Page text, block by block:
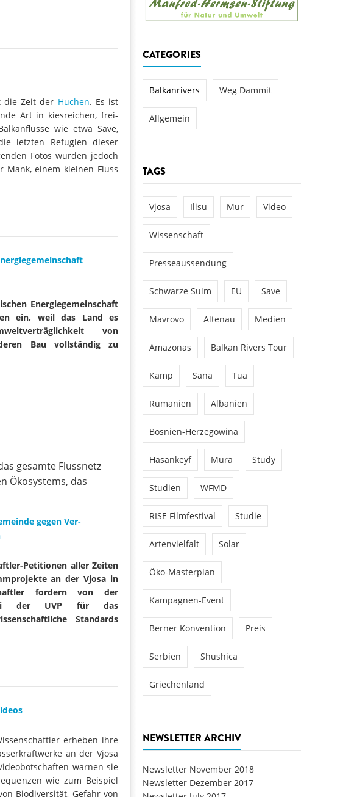
Wasserkraftwerks Ulog verursacht
Erfolg für den Kamp: Aus für
die Zeit der Huchen. Es ist
Art in kiesreichen, frei-
wie etwa Save,
letzten Refugien dieser
Fotos wurden jedoch
einem kleinen Fluss
Energiegemeinschaft
ein, weil das Land es
von
Bau vollständig zu
gesamte Flussnetz
Ökosystems, das
gegen Ver-
Petitionen aller Zeiten
an der Vjosa in
fordern von der
bei der UVP für das
Standards
erheben ihre
an der Vjosa
warnen sie
wie zum Beispiel
Biodiversität, Gefahr von
CATEGORIES
Balkanrivers Weg Dammit
Allgemein
TAGS
Vjosa Ilisu Mur Video
Wissenschaft
Presseaussendung
Schwarze Sulm EU Save
Mavrovo Altenau Medien
Amazonas Balkan Rivers Tour
Kamp Sana Tua
Rumänien Albanien
Bosnien-Herzegowina
Hasankeyf Mura Study
Studien WFMD
RISE Filmfestival Studie
Artenvielfalt Solar
Öko-Masterplan
Kampagnen-Event
Berner Konvention Preis
Serbien Shushica
Griechenland
NEWSLETTER ARCHIV
Newsletter November 2018
Newsletter Dezember 2017